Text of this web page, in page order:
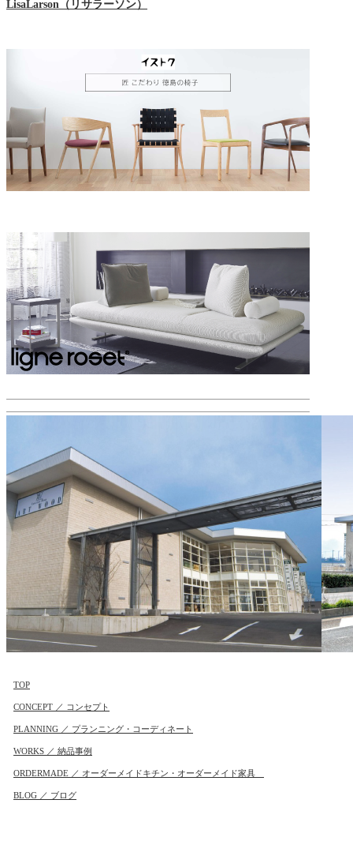
LisaLarson（リサラーソン）
TOP
CONCEPT ／ コンセプト
PLANNING ／ プランニング・コーディネート
WORKS ／ 納品事例
ORDERMADE ／ オーダーメイドキチン・オーダーメイド家具
BLOG ／ ブログ